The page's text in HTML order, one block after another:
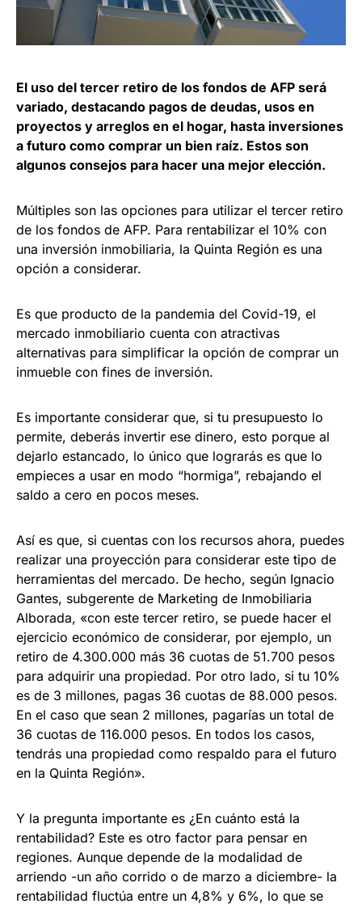
El uso del tercer retiro de los fondos de AFP será
variado, destacando pagos de deudas, usos en
proyectos y arreglos en el hogar, hasta inversiones
a futuro como comprar un bien raíz. Estos son
algunos consejos para hacer una mejor elección.
Múltiples son las opciones para utilizar el tercer retiro
de los fondos de AFP. Para rentabilizar el 10% con
una inversión inmobiliaria, la Quinta Región es una
opción a considerar.
Es que producto de la pandemia del Covid-19, el
mercado inmobiliario cuenta con atractivas
alternativas para simplificar la opción de comprar un
inmueble con fines de inversión.
Es importante considerar que, si tu presupuesto lo
permite, deberás invertir ese dinero, esto porque al
dejarlo estancado, lo único que lograrás es que lo
empieces a usar en modo “hormiga”, rebajando el
saldo a cero en pocos meses.
Así es que, si cuentas con los recursos ahora, puedes
realizar una proyección para considerar este tipo de
herramientas del mercado. De hecho, según Ignacio
Gantes, subgerente de Marketing de Inmobiliaria
Alborada, «con este tercer retiro, se puede hacer el
ejercicio económico de considerar, por ejemplo, un
retiro de 4.300.000 más 36 cuotas de 51.700 pesos
para adquirir una propiedad. Por otro lado, si tu 10%
es de 3 millones, pagas 36 cuotas de 88.000 pesos.
En el caso que sean 2 millones, pagarías un total de
36 cuotas de 116.000 pesos. En todos los casos,
tendrás una propiedad como respaldo para el futuro
en la Quinta Región».
Y la pregunta importante es ¿En cuánto está la
rentabilidad? Este es otro factor para pensar en
regiones. Aunque depende de la modalidad de
arriendo -un año corrido o de marzo a diciembre- la
rentabilidad fluctúa entre un 4,8% y 6%, lo que se